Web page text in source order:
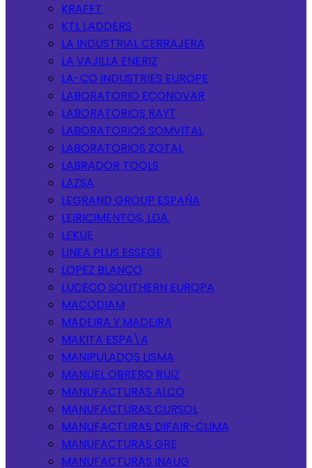
KRAFFT
KTL LADDERS
LA INDUSTRIAL CERRAJERA
LA VAJILLA ENERIZ
LA-CO INDUSTRIES EUROPE
LABORATORIO ECONOVAR
LABORATORIOS RAYT
LABORATORIOS SOMVITAL
LABORATORIOS ZOTAL
LABRADOR TOOLS
LAZSA
LEGRAND GROUP ESPAÑA
LEIRICIMENTOS, LDA.
LEKUE
LINEA PLUS ESSEGE
LOPEZ BLANCO
LUCECO SOUTHERN EUROPA
MACODIAM
MADEIRA Y MADEIRA
MAKITA ESPA\A
MANIPULADOS LISMA
MANUEL OBRERO RUIZ
MANUFACTURAS ALCO
MANUFACTURAS CURSOL
MANUFACTURAS DIFAIR-CLIMA
MANUFACTURAS GRE
MANUFACTURAS INAUG